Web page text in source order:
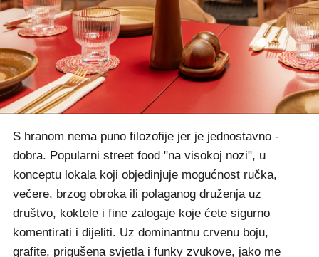
S hranom nema puno filozofije jer je jednostavno -
dobra. Popularni street food "na visokoj nozi", u
konceptu lokala koji objedinjuje mogućnost ručka,
večere, brzog obroka ili polaganog druženja uz
društvo, koktele i fine zalogaje koje ćete sigurno
komentirati i dijeliti. Uz dominantnu crvenu boju,
grafite, prigušena svjetla i funky zvukove, jako me